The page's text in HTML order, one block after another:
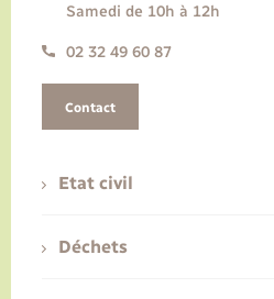
Samedi de 10h à 12h
02 32 49 60 87
Contact
Etat civil
Déchets